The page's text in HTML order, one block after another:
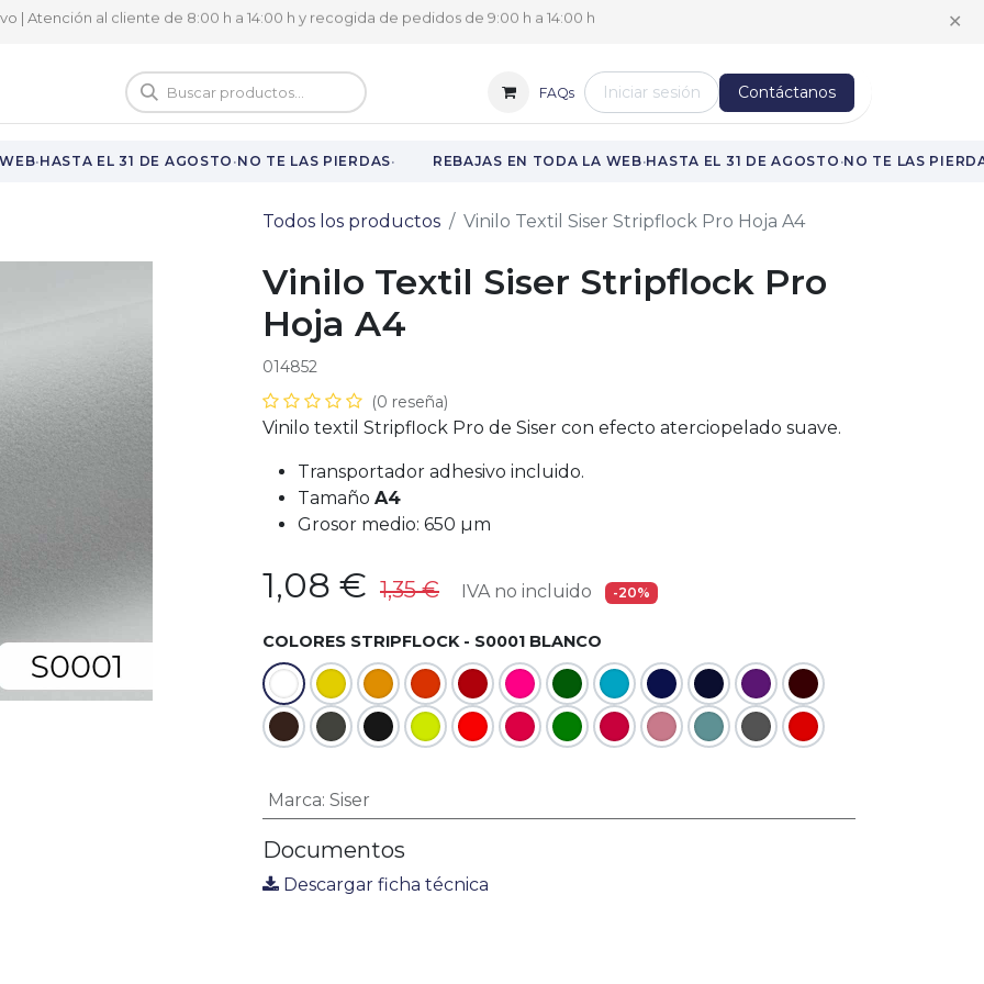
| Atención al cliente de 8:00 h a 14:00 h y recogida de pedidos de 9:00 h a 14:00 h ✕
Vuelta al cole FAQs Iniciar sesión Contáctanos
·HASTA EL 31 DE AGOSTO·NO TE LAS PIERDAS· REBAJAS EN TODA LA WEB·HASTA EL 31 DE AGOSTO ·NO TE LAS PIERDAS
Todos los productos Vinilo Textil Siser Stripflock Pro Hoja A4
Vinilo Textil Siser Stripflock Pro
Hoja A4
014852
(0 reseña)
Vinilo textil Stripflock Pro de Siser con efecto aterciopelado suave.
Transportador adhesivo incluido.
Tamaño A4
Grosor medio: 650 µm
1,08 € 1,35€ IVA no incluido -20%
COLORES STRIPFLOCK - S0001 BLANCO
Marca: Siser
Documentos
Descargar ficha técnica